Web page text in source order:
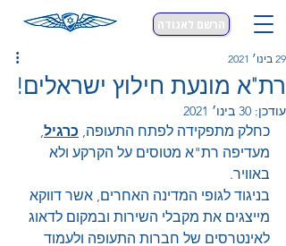
הרשם לאגודה
רת"א מונעת חילוץ ישראלים!
29 בינו׳ 2021
עודכן: 30 בינו׳ 2021
כחלק מתפקידה לפתח התעופה, כרגיל,
מעדיפה רת"א מטוסים על הקרקע ולא
באוויר.
בניגוד לגופי המדינה האחרים, אשר דווקא
מייצגים את מקבלי השירות ובמקום לדאוג
לאינטרסים של חברות התעופה ולעמוד